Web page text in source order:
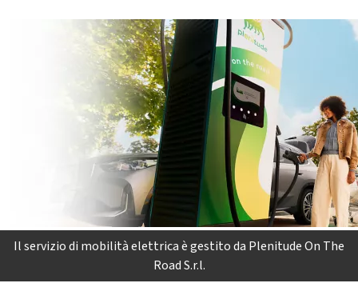
Il servizio di mobilità elettrica è gestito da Plenitude On The
Road S.r.l.